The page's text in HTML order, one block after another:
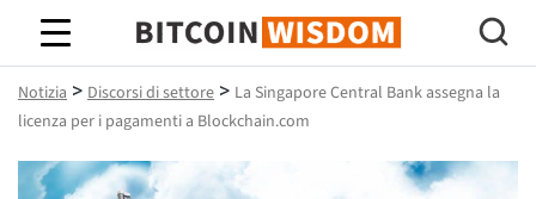
Saggezza Bitcoin
Notizia > Discorsi di settore > La Singapore Central Bank assegna la
licenza per i pagamenti a Blockchain.com